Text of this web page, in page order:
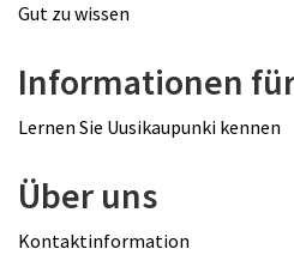
Gut zu wissen
Informationen
Lernen Sie Uusikaupunki kennen
Über uns
Kontaktinformation